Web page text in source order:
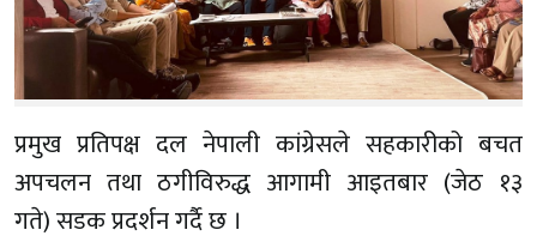
प्रमुख प्रतिपक्ष दल नेपाली कांग्रेसले सहकारीको बचत
अपचलन तथा ठगीविरुद्ध आगामी आइतबार (जेठ १३
गते) सडक प्रदर्शन गर्दै छ ।